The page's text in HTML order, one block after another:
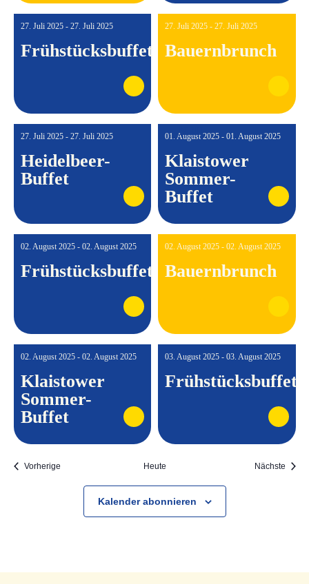
27. Juli 2025 - 27. Juli 2025
Frühstücksbuffet
27. Juli 2025 - 27. Juli 2025
Bauernbrunch
27. Juli 2025 - 27. Juli 2025
Heidelbeer-
Buffet
01. August 2025 - 01. August 2025
Klaistower
Sommer-
Buffet
NEU
02. August 2025 - 02. August 2025
Frühstücksbuffet
02. August 2025 - 02. August 2025
Bauernbrunch
02. August 2025 - 02. August 2025
Klaistower
Sommer-
Buffet
NEU 03. August 2025 - 03. August 2025
Frühstücksbuffet
VorherigeVeranstaltungen Heute Nächste
Kalender abonnieren